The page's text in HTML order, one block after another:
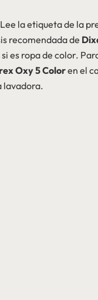
la etiqueta de la
recomendada de
si es ropa de color.
Oxy 5 Coloren el
lavadora.